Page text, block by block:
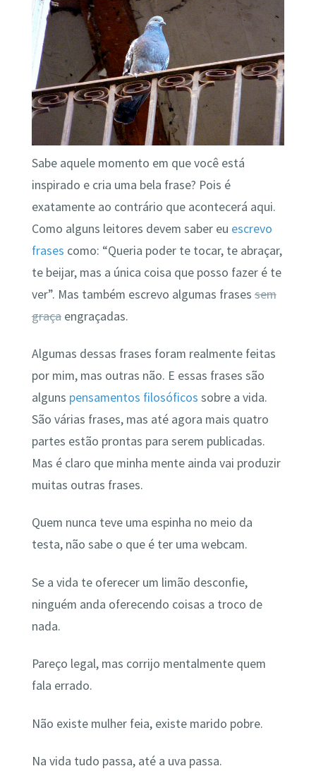
Sabe aquele momento em que você está
inspirado e cria uma bela frase? Pois é
exatamente ao contrário que acontecerá aqui.
Como alguns leitores devem saber eu escrevo
frases como: “Queria poder te tocar, te abraçar,
te beijar, mas a única coisa que posso fazer é te
ver”. Mas também escrevo algumas frasessem
graçaengraçadas.
Algumas dessas frases foram realmente feitas
por mim, mas outras não. E essas frases são
alguns pensamentos filosóficos sobre a vida.
São várias frases, mas até agora mais quatro
partes estão prontas para serem publicadas.
Mas é claro que minha mente ainda vai produzir
muitas outras frases.
Quem nunca teve uma espinha no meio da
testa, não sabe o que é ter uma webcam.
Se a vida te oferecer um limão desconfie,
ninguém anda oferecendo coisas a troco de
nada.
Pareço legal, mas corrijo mentalmente quem
fala errado.
Não existe mulher feia, existe marido pobre.
Na vida tudo passa, até a uva passa.